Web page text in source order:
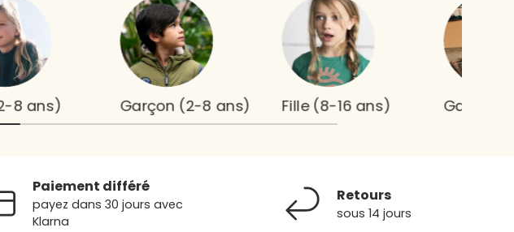
8 ans) Garçon (2-8 ans) Fille (8-16 ans) Garçon
Paiement différé
payez dans 30 jours avec
Klarna
Retours
sous 14 jours